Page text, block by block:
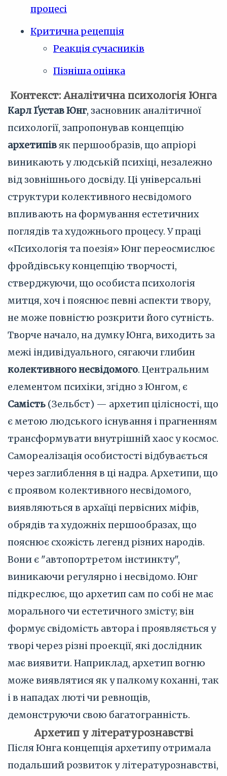
процесі
Критична рецепція
Реакція сучасників
Пізніша оцінка
Контекст: Аналітична психологія Юнга
Карл Ґустав Юнг, засновник аналітичної
психології, запропонував концепцію
архетипівяк першообразів, що апріорі
виникають у людській психіці, незалежно
від зовнішнього досвіду. Ці універсальні
структури колективного несвідомого
впливають на формування естетичних
поглядів та художнього процесу. У праці
«Психологія та поезія» Юнг переосмислює
фройдівську концепцію творчості,
стверджуючи, що особиста психологія
митця, хоч і пояснює певні аспекти твору,
не може повністю розкрити його сутність.
Творче начало, на думку Юнга, виходить за
межі індивідуального, сягаючи глибин
колективного несвідомого. Центральним
елементом психіки, згідно з Юнгом, є
Самість (Зельбст) — архетип цілісності, що
є метою людського існування і прагненням
трансформувати внутрішній хаос у космос.
Самореалізація особистості відбувається
через заглиблення в ці надра. Архетипи, що
є проявом колективного несвідомого,
виявляються в архаїці первісних міфів,
обрядів та художніх першообразах, що
пояснює схожість легенд різних народів.
Вони є "автопортретом інстинкту",
виникаючи регулярно і несвідомо. Юнг
підкреслює, що архетип сам по собі не має
морального чи естетичного змісту; він
формує свідомість автора і проявляється у
творі через різні проекції, які дослідник
має виявити. Наприклад, архетип вогню
може виявлятися як у палкому коханні, так
і в нападах люті чи ревнощів,
демонструючи свою багатогранність.
Архетип у літературознавстві
Після Юнга концепція архетипу отримала
подальший розвиток у літературознавстві,